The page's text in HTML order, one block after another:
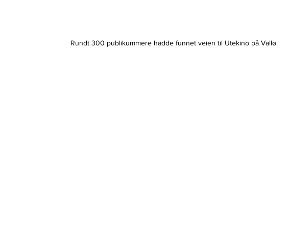
Rundt 300 publikummere hadde funnet veien til Utekino på Vallø.